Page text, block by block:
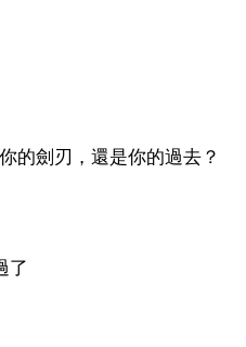
的劍刃，還是你的過去？
了